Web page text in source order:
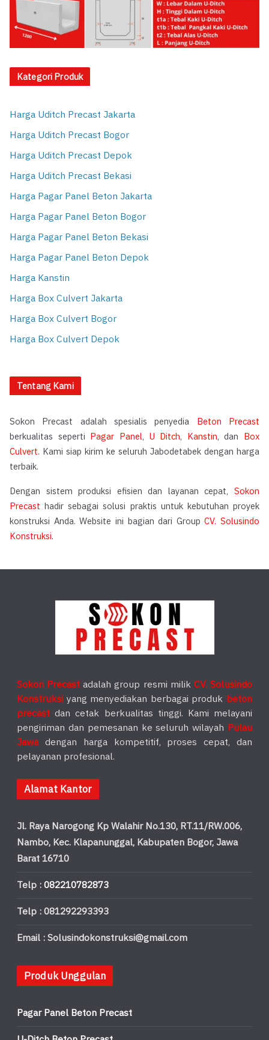
Kategori Produk
Harga Uditch Precast Jakarta
Harga Uditch Precast Bogor
Harga Uditch Precast Depok
Harga Uditch Precast Bekasi
Harga Pagar Panel Beton Jakarta
Harga Pagar Panel Beton Bogor
Harga Pagar Panel Beton Bekasi
Harga Pagar Panel Beton Depok
Harga Kanstin
Harga Box Culvert Jakarta
Harga Box Culvert Bogor
Harga Box Culvert Depok
Tentang Kami
Sokon Precast adalah spesialis penyedia Beton Precast
berkualitas seperti Pagar Panel, U Ditch, Kanstin, dan Box
Culvert. Kami siap kirim ke seluruh Jabodetabek dengan harga
terbaik.
Dengan sistem produksi efisien dan layanan cepat, Sokon
Precast hadir sebagai solusi praktis untuk kebutuhan proyek
konstruksi Anda. Website ini bagian dari GroupCV. Solusindo
Konstruksi.
Sokon Precast adalah group resmi milik CV. Solusindo
Konstruksi yang menyediakan berbagai produk beton
precast dan cetak berkualitas tinggi. Kami melayani
pengiriman dan pemesanan ke seluruh wilayah Pulau
Jawadengan harga kompetitif, proses cepat, dan
pelayanan profesional.
Alamat Kantor
Jl. Raya Narogong Kp Walahir No.130, RT.11/RW.006,
Nambo, Kec. Klapanunggal, Kabupaten Bogor, Jawa
Barat 16710
Telp :082210782873
Telp : 081292293393
Email : Solusindokonstruksi@gmail.com
Produk Unggulan
Pagar Panel Beton Precast